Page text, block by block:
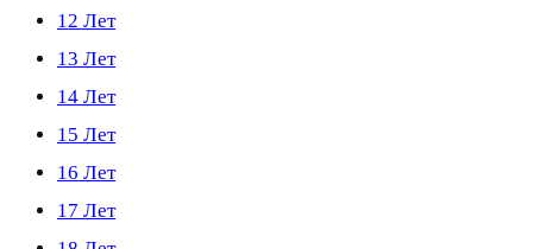
12 Лет
13 Лет
14 Лет
15 Лет
16 Лет
17 Лет